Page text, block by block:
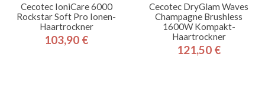
Cecotec IoniCare 6000
Rockstar Soft Pro Ionen-
Haartrockner
Preis
103,90 €
Cecotec DryGlam Waves
Champagne Brushless
1600W Kompakt-
Haartrockner
Preis
121,50 €